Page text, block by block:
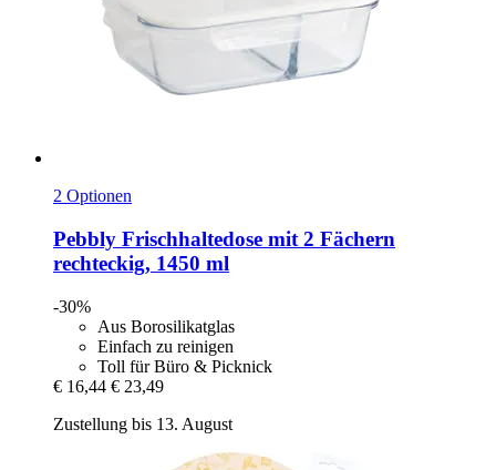
2 Optionen
Pebbly Frischhaltedose mit 2 Fächern
rechteckig, 1450 ml
-30%
Aus Borosilikatglas
Einfach zu reinigen
Toll für Büro & Picknick
€ 16,44 € 23,49
Zustellung bis 13. August